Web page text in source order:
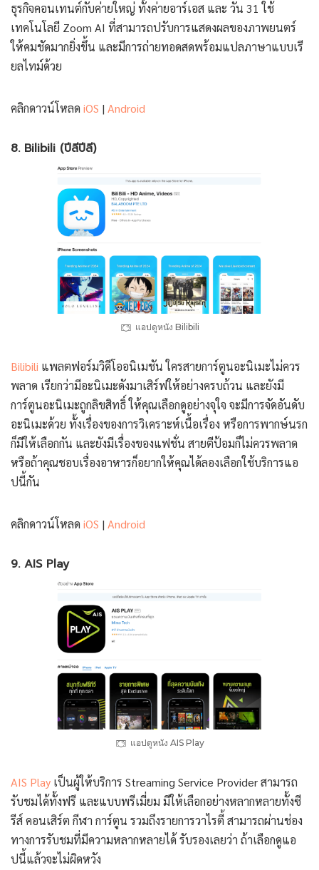
ธุรกิจคอนเทนต์กับค่ายใหญ่ ทั้งค่ายอาร์เอส และ วัน 31 ใช้
เทคโนโลยี Zoom AI ที่สามารถปรับการแสดงผลของภาพยนตร์
ให้คมชัดมากยิ่งขึ้น และมีการถ่ายทอดสดพร้อมแปลภาษาแบบเรี
ยลไทม์ด้วย
คลิกดาวน์โหลด iOS | Android
8. Bilibili (ปีลีปีลี)
แอปดูหนัง Bilibili
Bilibili แพลตฟอร์มวิดีโออนิเมชัน ใครสายการ์ตูนอะนิเมะไม่ควร
พลาด เรียกว่ามีอะนิเมะดังมาเสิร์ฟให้อย่างครบถ้วน และยังมี
การ์ตูนอะนิเมะถูกลิขสิทธิ์ ให้คุณเลือกดูอย่างจุใจ จะมีการจัดอันดับ
อะนิเมะด้วย ทั้งเรื่องของการวิเคราะห์เนื้อเรื่อง หรือการพากษ์นรก
ก็มีให้เลือกกัน และยังมีเรื่องของแฟชั่น สายตีป้อมก็ไม่ควรพลาด
หรือถ้าคุณชอบเรื่องอาหารก็อยากให้คุณได้ลองเลือกใช้บริการแอ
ปนี้กัน
คลิกดาวน์โหลด iOS | Android
9. AIS Play
แอปดูหนัง AIS Play
AIS Play เป็นผู้ให้บริการ Streaming Service Provider สามารถ
รับชมได้ทั้งฟรี และแบบพรีเมี่ยม มีให้เลือกอย่างหลากหลายทั้งซี
รีส์ คอนเสิร์ต กีฬา การ์ตูน รวมถึงรายการวาไรตี้ สามารถผ่านช่อง
ทางการรับชมที่มีความหลากหลายได้ รับรองเลยว่า ถ้าเลือกดูแอ
ปนี้แล้วจะไม่ผิดหวัง